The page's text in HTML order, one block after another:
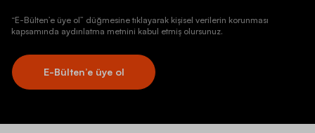
“E-Bülten’e üye ol” düğmesine tıklayarak kişisel verilerin korunması
kapsamında aydınlatma metnini kabul etmiş olursunuz.
E-Bülten’e üye ol